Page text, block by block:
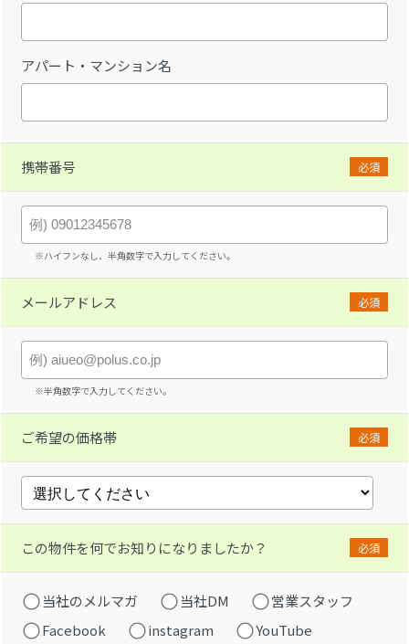
アパート・マンション名
携帯番号 必須
※ハイフンなし、半角数字で入力してください。
メールアドレス 必須
※半角数字で入力してください。
ご希望の価格帯 必須
この物件を何でお知りになりましたか？ 必須
当社のメルマガ 当社DM
営業スタッフ
Facebook
instagram
YouTube